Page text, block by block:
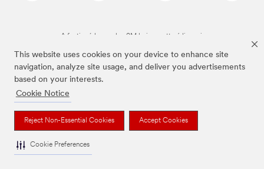
This website uses cookies on your device to enhance site
navigation, analyze site usage, and deliver you advertisements
based on your interests.
Cookie Notice
Reject Non-Essential Cookies Accept Cookies
Cookie Preferences
A fenti márkanevek a 3M bejegyzett védjegyei.